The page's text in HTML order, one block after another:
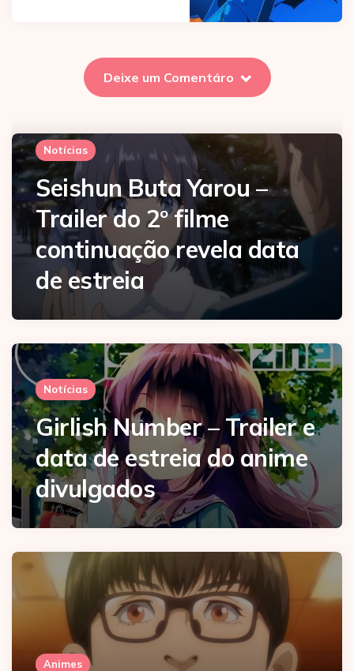
Deixe um Comentáro
Notícias
Seishun Buta Yarou –
Trailer do 2º filme
continuação revela data
de estreia
Notícias
Girlish Number – Trailer e
data de estreia do anime
divulgados
Animes